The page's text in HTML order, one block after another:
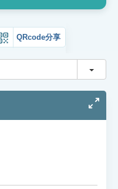
QRcode分享
切換